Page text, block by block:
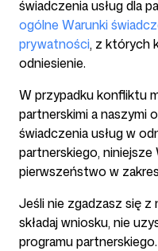
Darmowe
FAQ
Kontakt
świadczenia usług dla
ogólne Warunki
prywatności, z których
odniesienie.
W przypadku konfliktu
partnerskimi a naszymi
świadczenia usług w
partnerskiego, niniejsze
pierwszeństwo w
Jeśli nie zgadzasz się z
składaj wniosku, nie
programu partnerskiego.